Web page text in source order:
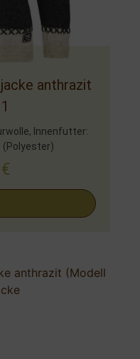
anthrazit
Innenfutter:
(Polyester)
€